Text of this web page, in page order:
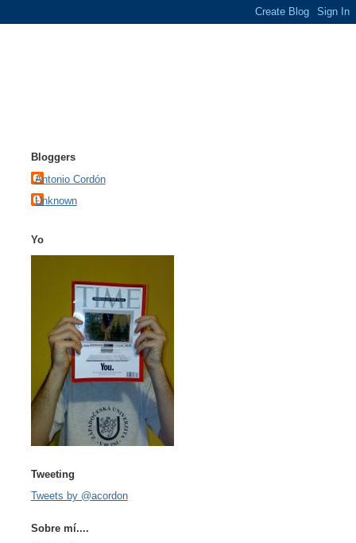
Bloggers
Antonio Cordón
Unknown
Yo
Tweeting
Tweets by @acordon
Sobre mí....